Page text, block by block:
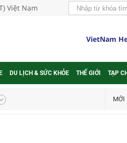
Việt Nam
VietNam
DU LỊCH & SỨC KHỎE THẾ GIỚI TẠP
MỚI